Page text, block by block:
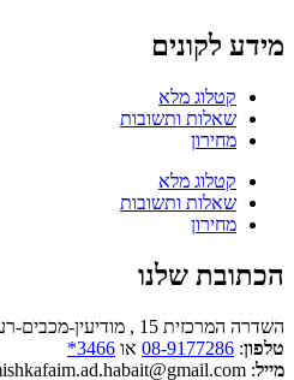
מידע לקונים
קטלוג מלא
שאלות ותשובות
מחירון
קטלוג מלא
שאלות ותשובות
מחירון
הכתובת שלנו
השדרה המרכזית 15 , מודיעין-מכבים-רעות
טלפון:
08-9177286 או 3466*
מייל: mishkafaim.ad.habait@gmail.com